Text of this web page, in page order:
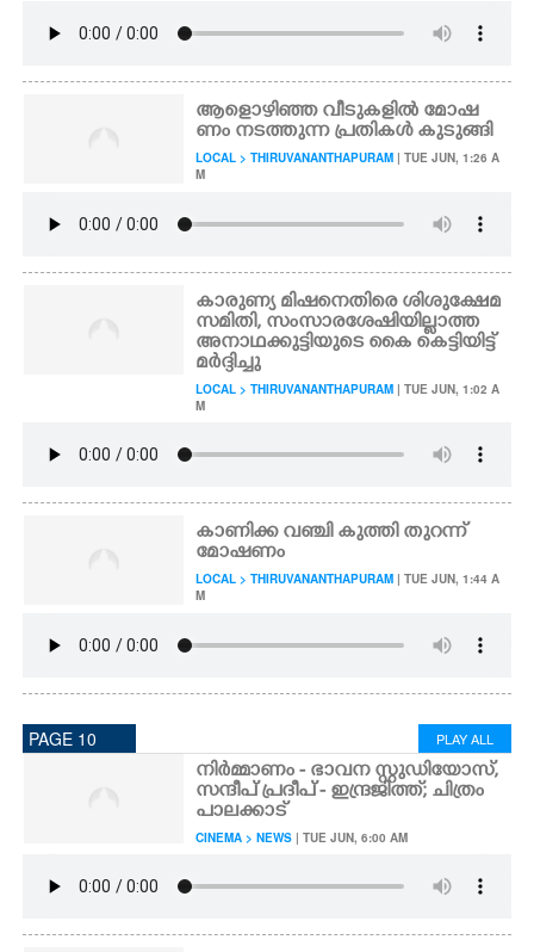
ആളൊഴിഞ്ഞ വീടുകളിൽ മോഷ
ണം നടത്തുന്ന പ്രതികൾ കുടുങ്ങി
LOCAL > THIRUVANANTHAPURAM | TUE JUN, 1:26 A
M
കാരുണ്യ മിഷനെതിരെ ശിശുക്ഷേമ
സമിതി, സംസാരശേഷിയില്ലാത്ത
അനാഥക്കുട്ടിയുടെ കൈ കെട്ടിയിട്ട്
മർദ്ദിച്ചു
LOCAL > THIRUVANANTHAPURAM | TUE JUN, 1:02 A
M
കാണിക്ക വഞ്ചി കുത്തി തുറന്ന്
മോഷണം
LOCAL > THIRUVANANTHAPURAM | TUE JUN, 1:44 A
M
PAGE 10 PLAY ALL
നിർമ്മാണം - ഭാവന സ്റ്റുഡിയോസ്,
സന്ദീപ് പ്രദീപ് - ഇന്ദ്രജിത്ത്; ചിത്രം
പാലക്കാട്
CINEMA > NEWS | TUE JUN, 6:00 AM